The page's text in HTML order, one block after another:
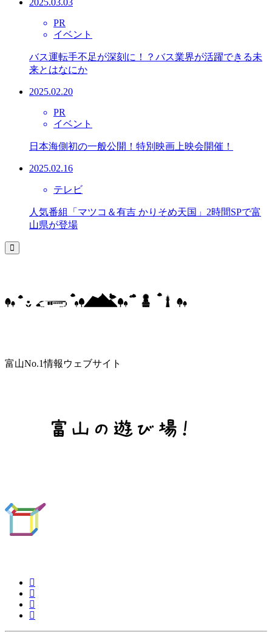
PR
イベント
バス運転手不足が深刻に！？バス業界が活躍できる未
来とはなにか
2025.02.20
PR
イベント
日本海側初の一般公開！特別映画上映会開催！
2025.02.16
テレビ
人気番組「マツコ＆有吉 かりそめ天国」2時間SPで富
山県が登場
富山No.1情報ウェブサイト